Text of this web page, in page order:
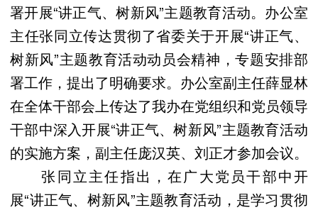
署开展“讲正气、树新风”主题教育活动。办公室
主任张同立传达贯彻了省委关于开展“讲正气、
树新风”主题教育活动动员会精神，专题安排部
署工作，提出了明确要求。办公室副主任薛显林
在全体干部会上传达了我办在党组织和党员领导
干部中深入开展“讲正气、树新风”主题教育活动
的实施方案，副主任庞汉英、刘正才参加会议。
张同立主任指出，在广大党员干部中开
展“讲正气、树新风”主题教育活动，是学习贯彻